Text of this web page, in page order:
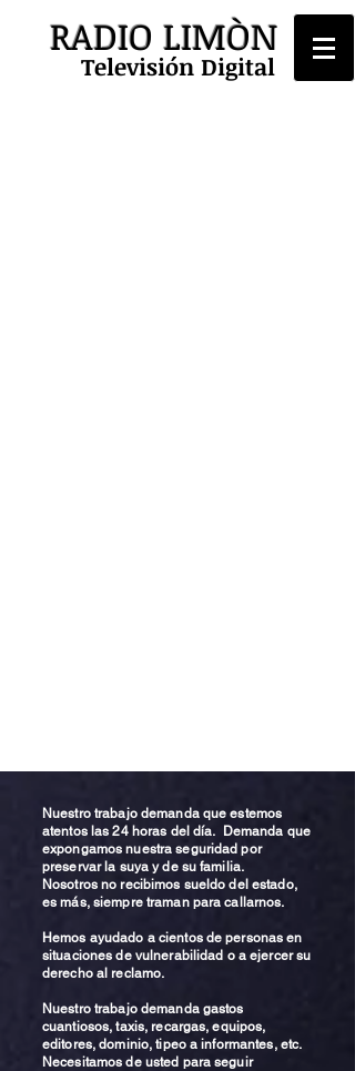
RADIO LIMÒN
Televisión Digital
Nuestro trabajo demanda que estemos
atentos las 24 horas del día. Demanda que
expongamos nuestra seguridad por
preservar la suya y de su familia.
Nosotros no recibimos sueldo del estado,
es más, siempre traman para callarnos.
Hemos ayudado a cientos de personas en
situaciones de vulnerabilidad o a ejercer su
derecho al reclamo.
Nuestro trabajo demanda gastos
cuantiosos, taxis, recargas, equipos,
editores, dominio, tipeo a informantes, etc.
Necesitamos de usted para seguir